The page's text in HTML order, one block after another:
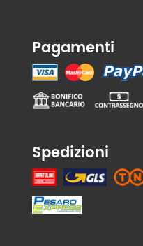
Pagamenti
Spedizioni